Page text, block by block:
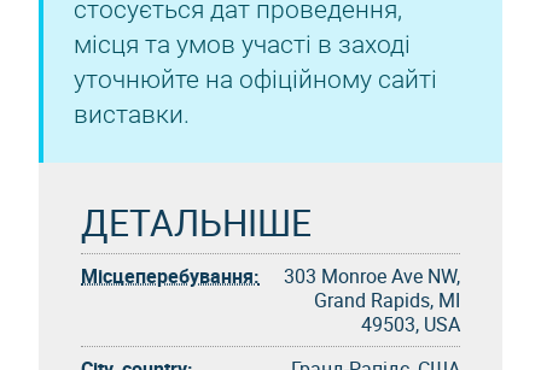
стосується дат проведення,
місця та умов участі в заході
уточнюйте на офіційному сайті
виставки.
ДЕТАЛЬНІШЕ
Місцеперебування:
303 Monroe Ave NW,
Grand Rapids, MI
49503, USA